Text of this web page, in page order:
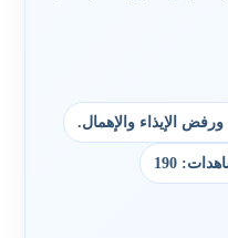
الإيذاء والإهمال.
190